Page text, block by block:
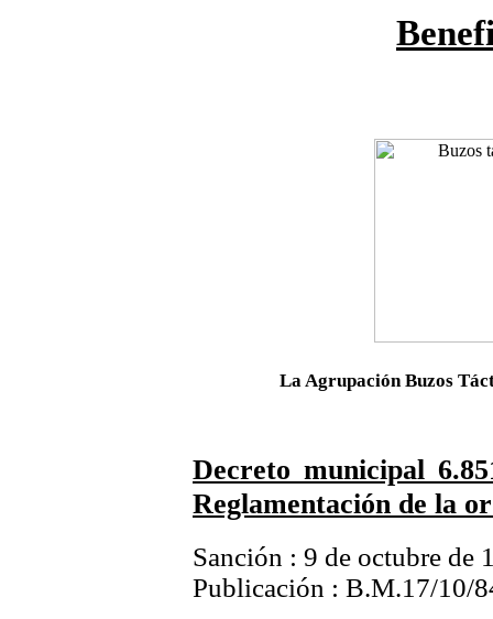
La Agrupación Buzos
Decreto municipal
Reglamentación de la
Sanción : 9 de octubre de
Publicación : B.M.17/10/